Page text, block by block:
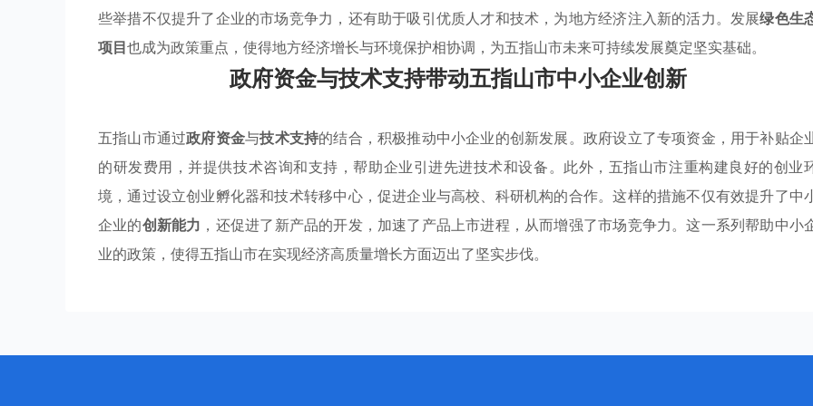
些举措不仅提升了企业的市场竞争力，还有助于吸引优质人才和技术，为地方经济注入新的活力。发展绿色生
项目也成为政策重点，使得地方经济增长与环境保护相协调，为五指山市未来可持续发展奠定坚实基础。
政府资金与技术支持带动五指山市中小企业创新
五指山市通过政府资金与技术支持的结合，积极推动中小企业的创新发展。政府设立了专项资金，用于补贴企
的研发费用，并提供技术咨询和支持，帮助企业引进先进技术和设备。此外，五指山市注重构建良好的创业
境，通过设立创业孵化器和技术转移中心，促进企业与高校、科研机构的合作。这样的措施不仅有效提升了中
企业的创新能力 ，还促进了新产品的开发，加速了产品上市进程，从而增强了市场竞争力。这一系列帮助中小
业的政策，使得五指山市在实现经济高质量增长方面迈出了坚实步伐。